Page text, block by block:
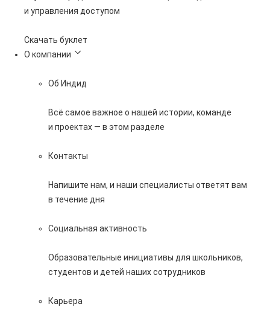
и управления доступом
Скачать буклет
О компании
Об Индид
Всё самое важное о нашей истории, команде
и проектах — в этом разделе
Контакты
Напишите нам, и наши специалисты ответят вам
в течение дня
Социальная активность
Образовательные инициативы для школьников,
студентов и детей наших сотрудников
Карьера